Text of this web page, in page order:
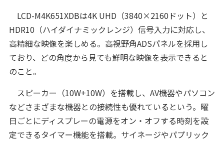
LCD-M4K651XDBは4K UHD（3840×2160ドット）と
HDR10（ハイダイナミックレンジ）信号入力に対応し、
高精細な映像を楽しめる。高視野角ADSパネルを採用し
ており、どの角度から見ても鮮明な映像を表示できると
のこと。
スピーカー（10W+10W）を搭載し、AV機器やパソコン
などさまざまな機器との接続性も優れているという。曜
日ごとにディスプレーの電源をオン・オフする時刻を設
定できるタイマー機能を搭載。サイネージやパプリック